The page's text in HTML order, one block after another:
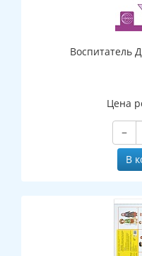
Воспитатель
Цена
−
В